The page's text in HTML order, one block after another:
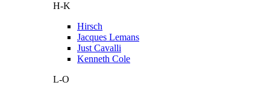
H-K
Hirsch
Jacques Lemans
Just Cavalli
Kenneth Cole
L-O